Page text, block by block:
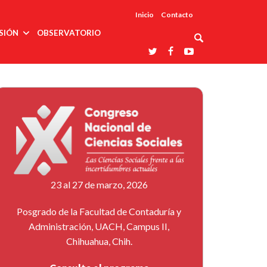
Inicio Contacto
ciencias
profesionales
trabajo
Redes
temáticas
Laboratorios
nacionales
Entidades
afines
Reconoce
La UDUALC
A La
Universidad
De México
En Su 475
Aniversario
OBSERVATORIO
23 al 27 de marzo, 2026
Posgrado de la Facultad de Contaduría y
Administración, UACH, Campus II,
Chihuahua, Chih.